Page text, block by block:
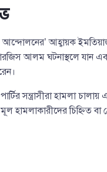
আন্দোলনের’ আহ্বায়ক
আলম ঘটনাস্থলে যান
সন্ত্রাসীরা হামলা
চিহ্নিত বা